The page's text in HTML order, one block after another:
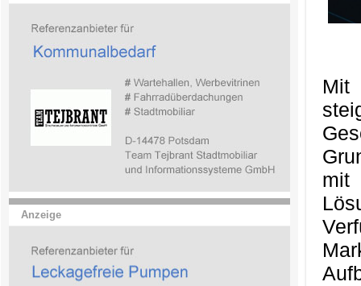
Anzeige
Mit
mit